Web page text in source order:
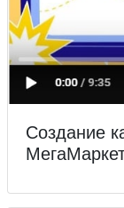
Создание